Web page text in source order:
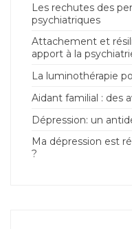
Les rechutes des
psychiatriques
Attachement et
apport à la
La luminothérapie
Aidant familial : des
Dépression: un
Ma dépression est
?